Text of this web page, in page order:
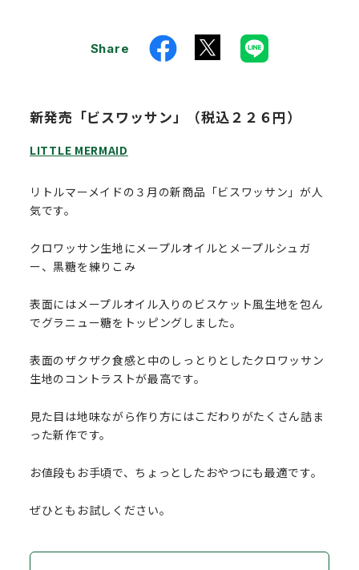
Share
新発売「ビスワッサン」（税込２２６円）
LITTLE MERMAID
リトルマーメイドの３月の新商品「ビスワッサン」が人
気です。
クロワッサン生地にメープルオイルとメープルシュガ
ー、黒糖を練りこみ
表面にはメープルオイル入りのビスケット風生地を包ん
でグラニュー糖をトッピングしました。
表面のザクザク食感と中のしっとりとしたクロワッサン
生地のコントラストが最高です。
見た目は地味ながら作り方にはこだわりがたくさん詰ま
った新作です。
お値段もお手頃で、ちょっとしたおやつにも最適です。
ぜひともお試しください。